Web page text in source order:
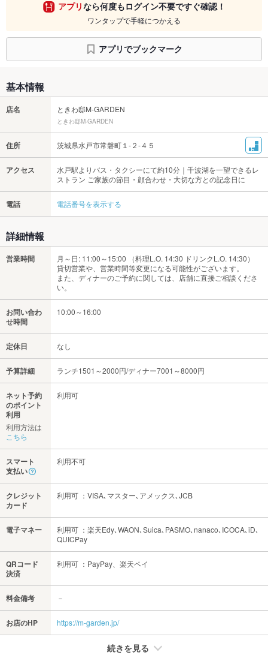
アプリなら何度もログイン不要ですぐ確認！
ワンタップで手軽につかえる
アプリでブックマーク
基本情報
店名 ときわ邸M-GARDEN
ときわ邸M-GARDEN
住所 茨城県水戸市常磐町１-２-４５
アクセス
水戸駅よりバス・タクシーにて約10分｜千波湖を一望できるレ
ストラン ご家族の節目・顔合わせ・大切な方との記念日に
電話 電話番号を表示する
詳細情報
営業時間
月～日: 11:00～15:00 （料理L.O. 14:30 ドリンクL.O. 14:30）
貸切営業や、営業時間等変更になる可能性がございます。
また、ディナーのご予約に関しては、店舗に直接ご相談くださ
い。
お問い合わ
せ時間
10:00～16:00
定休日 なし
予算詳細 ランチ1501～2000円/ディナー7001～8000円
ネット予約
のポイント
利用
利用方法は
こちら
利用可
スマート
支払い
利用不可
クレジット
カード
利用可 ：VISA､マスター､アメックス､JCB
電子マネー
利用可 ：楽天Edy､WAON､Suica､PASMO､nanaco､ICOCA､iD､
QUICPay
QRコード
決済
利用可 ：PayPay、楽天ペイ
料金備考 －
お店のHP https://m-garden.jp/
続きを見る